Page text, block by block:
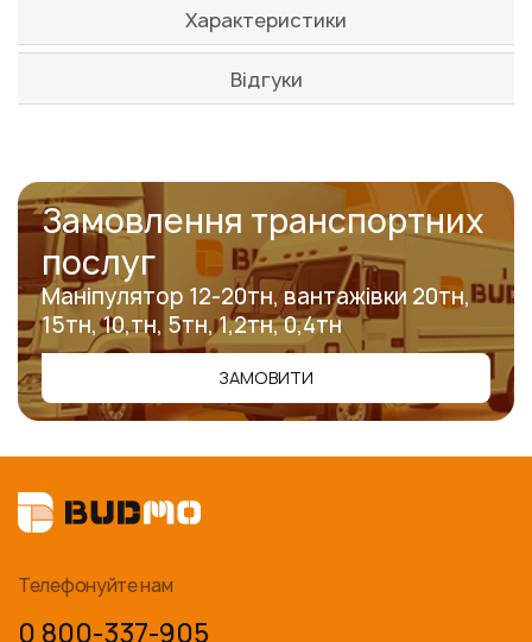
Характеристики
Відгуки
Замовлення транспортних
послуг
Маніпулятор 12-20тн, вантажівки 20тн,
15тн, 10,тн, 5тн, 1,2тн, 0,4тн
ЗАМОВИТИ
Телефонуйте нам
0 800-337-905